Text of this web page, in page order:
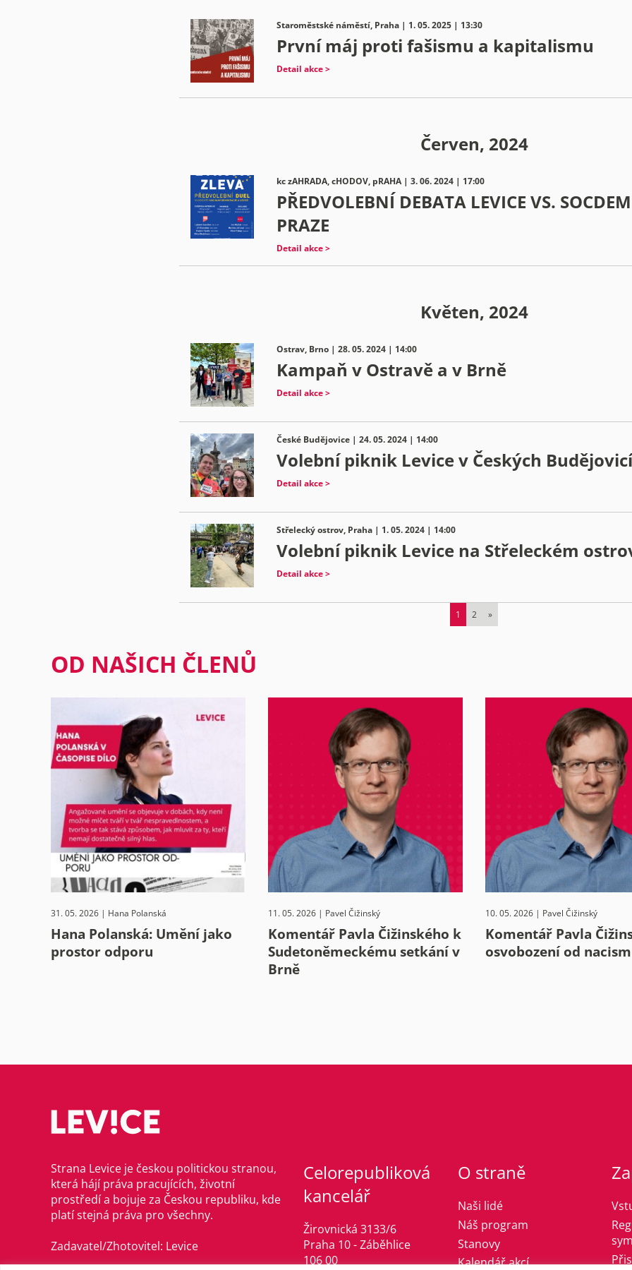
Staroměstské náměstí, Praha | 1. 05. 2025 | 13:30
První máj proti fašismu a kapitalismu
Detail akce >
Červen, 2024
kc zAHRADA, cHODOV, pRAHA | 3. 06. 2024 | 17:00
PŘEDVOLEBNÍ DEBATA LEVICE VS.
PRAZE
Detail akce >
Květen, 2024
Ostrav, Brno | 28. 05. 2024 | 14:00
Kampaň v Ostravě a v Brně
Detail akce >
České Budějovice | 24. 05. 2024 | 14:00
Volební piknik Levice v Českých
Detail akce >
Střelecký ostrov, Praha | 1. 05. 2024 | 14:00
Volební piknik Levice na Střeleckém
Detail akce >
příspěvků
1 2 »
OD NAŠICH ČLENŮ
31. 05. 2026 | Hana Polanská
Hana Polanská: Umění jako
prostor odporu
11. 05. 2026 | Pavel Čižinský
Komentář Pavla Čižinského k
Sudetoněmeckému setkání v
Brně
10. 05. 2026 | Pavel Čižinský
Komentář Pavla
osvobození od
Strana Levice je českou politickou stranou,
která hájí práva pracujících, životní
prostředí a bojuje za Českou republiku, kde
platí stejná práva pro všechny.
Zadavatel/Zhotovitel: Levice
Celorepubliková
kancelář
Žirovnická 3133/6
Praha 10 - Záběhlice
106 00
O straně
Naši lidé
Náš program
Stanovy
Kalendář akcí